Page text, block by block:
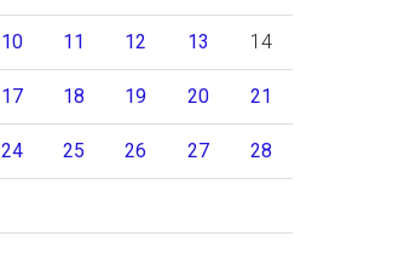
10 11 12 13 14
17 18 19 20 21
24 25 26 27 28